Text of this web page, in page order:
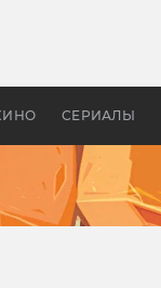
СЕРИАЛЫ